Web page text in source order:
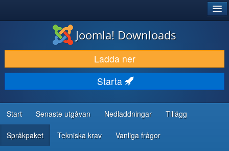
LADDA NER & UTÖKA
UPPTÄCK & LÄR
GEMENSKAP & SUPPORT
RESURSER FÖR UTVECKLARE
Joomla! Downloads
Ladda ner
Starta
Start Senaste utgåvan Nedladdningar Tillägg
Språkpaket Tekniska krav Vanliga frågor